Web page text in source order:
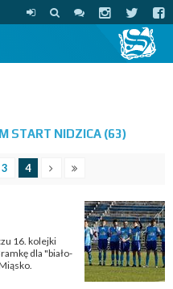
START NIDZICA (63)
3 4
16. kolejki
dla "biało-